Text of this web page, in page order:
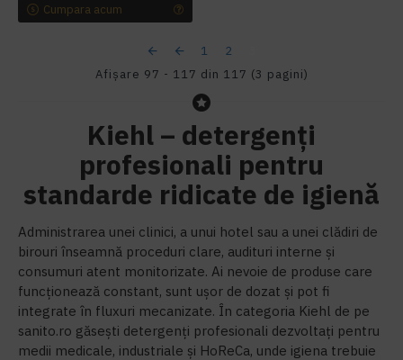
Cumpara acum
1 2
Afişare 97 - 117 din 117 (3 pagini)
Kiehl – detergenți
profesionali pentru
standarde ridicate de igienă
Administrarea unei clinici, a unui hotel sau a unei clădiri de
birouri înseamnă proceduri clare, audituri interne și
consumuri atent monitorizate. Ai nevoie de produse care
funcționează constant, sunt ușor de dozat și pot fi
integrate în fluxuri mecanizate. În categoria Kiehl de pe
sanito.ro găsești detergenți profesionali dezvoltați pentru
medii medicale, industriale și HoReCa, unde igiena trebuie